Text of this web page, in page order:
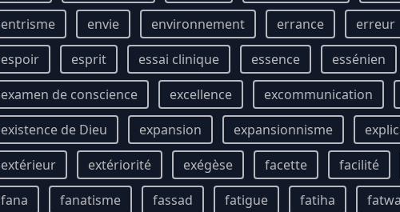
entrisme
envie environnement errance erreur
espoir
esprit essai clinique essence essénien
examen de conscience
excellence excommunication
existence de Dieu
expansion expansionnisme
extérieur
extériorité exégèse facette facilité
fana
fanatisme fassad fatigue fatiha fatwa